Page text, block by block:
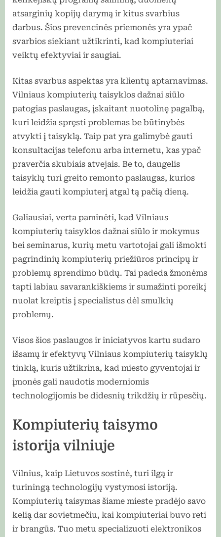
atsarginių kopijų darymą ir kitus svarbius
darbus. Šios prevencinės priemonės yra ypač
svarbios siekiant užtikrinti, kad kompiuteriai
veiktų efektyviai ir saugiai.
Kitas svarbus aspektas yra klientų aptarnavimas.
Vilniaus kompiuterių taisyklos dažnai siūlo
patogias paslaugas, įskaitant nuotolinę pagalbą,
kuri leidžia spręsti problemas be būtinybės
atvykti į taisyklą. Taip pat yra galimybė gauti
konsultacijas telefonu arba internetu, kas ypač
praverčia skubiais atvejais. Be to, daugelis
taisyklų turi greito remonto paslaugas, kurios
leidžia gauti kompiuterį atgal tą pačią dieną.
Galiausiai, verta paminėti, kad Vilniaus
kompiuterių taisyklos dažnai siūlo ir mokymus
bei seminarus, kurių metu vartotojai gali išmokti
pagrindinių kompiuterių priežiūros principų ir
problemų sprendimo būdų. Tai padeda žmonėms
tapti labiau savarankiškiems ir sumažinti poreikį
nuolat kreiptis į specialistus dėl smulkių
problemų.
Visos šios paslaugos ir iniciatyvos kartu sudaro
išsamų ir efektyvų Vilniaus kompiuterių taisyklų
tinklą, kuris užtikrina, kad miesto gyventojai ir
įmonės gali naudotis moderniomis
technologijomis be didesnių trikdžių ir rūpesčių.
Kompiuterių taisymo
istorija vilniuje
Vilnius, kaip Lietuvos sostinė, turi ilgą ir
turiningą technologijų vystymosi istoriją.
Kompiuterių taisymas šiame mieste pradėjo savo
kelią dar sovietmečiu, kai kompiuteriai buvo reti
ir brangūs. Tuo metu specializuoti elektronikos